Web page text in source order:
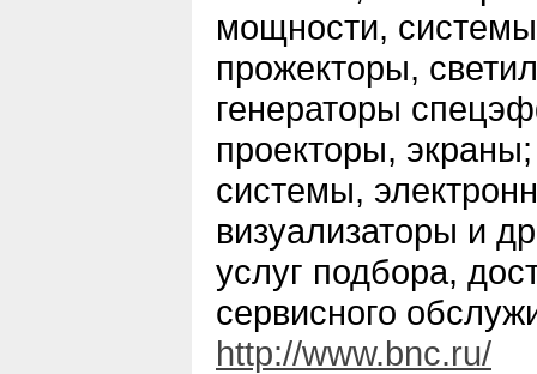
мощности,
прожекторы,
генераторы
проекторы,
системы,
визуализаторы и
услуг подбора,
сервисного
http://www.bnc.ru/